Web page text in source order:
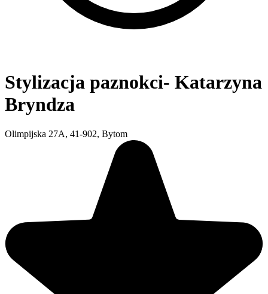
Stylizacja paznokci- Katarzyna
Bryndza
Olimpijska 27A, 41-902, Bytom